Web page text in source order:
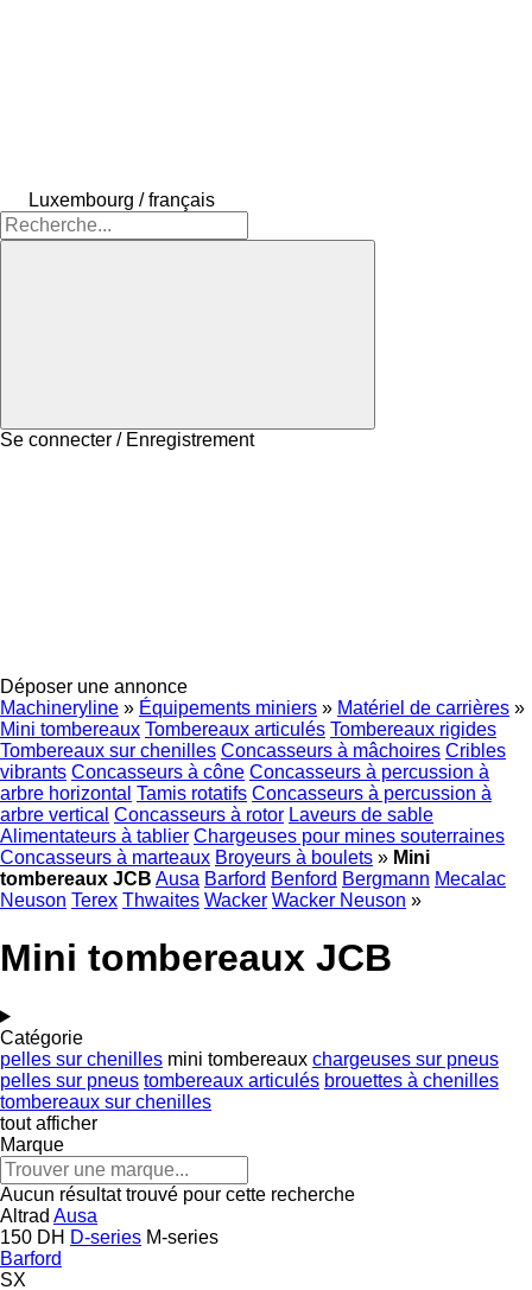
Luxembourg / français
Se connecter / Enregistrement
Déposer une annonce
Machineryline » Équipements miniers » Matériel de carrières »
Mini tombereaux Tombereaux articulés Tombereaux rigides
Tombereaux sur chenilles Concasseurs à mâchoires Cribles
vibrants Concasseurs à cône Concasseurs à percussion à
arbre horizontal Tamis rotatifs Concasseurs à percussion à
arbre vertical Concasseurs à rotor Laveurs de sable
Alimentateurs à tablier Chargeuses pour mines souterraines
Concasseurs à marteaux Broyeurs à boulets » Mini
tombereaux JCB Ausa Barford Benford Bergmann Mecalac
Neuson Terex Thwaites Wacker Wacker Neuson »
Mini tombereaux JCB
Catégorie
pelles sur chenilles mini tombereaux chargeuses sur pneus
pelles sur pneus tombereaux articulés brouettes à chenilles
tombereaux sur chenilles
tout afficher
Marque
Aucun résultat trouvé pour cette recherche
Altrad Ausa
150 DH D-series M-series
Barford
SX